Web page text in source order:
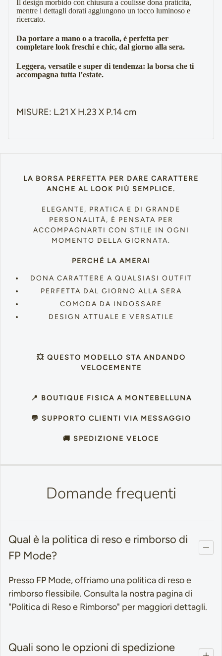
Il design morbido con chiusura a coulisse dona praticità,
mentre i dettagli dorati aggiungono un tocco luminoso e
ricercato.
Da portare a mano o a tracolla, è perfetta per
completare look freschi e chic, dal giorno alla sera.
Leggera, versatile e super di tendenza: la borsa che ti
accompagna tutta l’estate.
MISURE: L.21 X H.23 X P.14 cm
LA BORSA PERFETTA PER DARE CARATTERE
ANCHE AL LOOK PIÙ SEMPLICE.
ELEGANTE, PRATICA E DI GRANDE
PERSONALITÀ, È PENSATA PER
ACCOMPAGNARTI CON STILE IN OGNI
MOMENTO DELLA GIORNATA.
PERCHÉ LA AMERAI
DONA CARATTERE A QUALSIASI OUTFIT
PERFETTA DAL GIORNO ALLA SERA
COMODA DA INDOSSARE
DESIGN ATTUALE E VERSATILE
💥 QUESTO MODELLO STA ANDANDO
VELOCEMENTE
📍 BOUTIQUE FISICA A MONTEBELLUNA
💬 SUPPORTO CLIENTI VIA MESSAGGIO
🚚 SPEDIZIONE VELOCE
Domande frequenti
Qual è la politica di reso e rimborso di
FP Mode?
Presso FP Mode, offriamo una politica di reso e
rimborso flessibile. Consulta la nostra pagina di
"Politica di Reso e Rimborso" per maggiori dettagli.
Quali sono le opzioni di spedizione